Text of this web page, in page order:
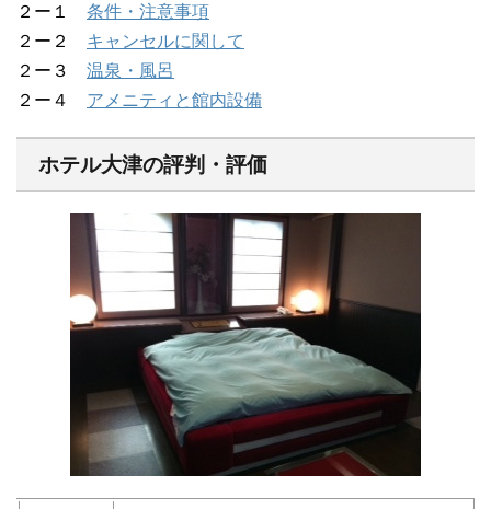
２ー１ 条件・注意事項
２ー２ キャンセルに関して
２ー３ 温泉・風呂
２ー４ アメニティと館内設備
ホテル大津の評判・評価